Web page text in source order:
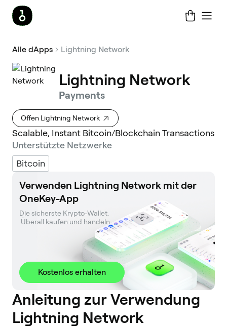
Alle dApps Lightning Network
Lightning Network
Payments
Offen Lightning Network
Scalable, Instant Bitcoin/Blockchain Transactions
Unterstützte Netzwerke
Bitcoin
Verwenden Lightning Network mit der
OneKey-App
Die sicherste Krypto-Wallet.
Überall kaufen und handeln.
Kostenlos erhalten
Anleitung zur Verwendung
Lightning Network